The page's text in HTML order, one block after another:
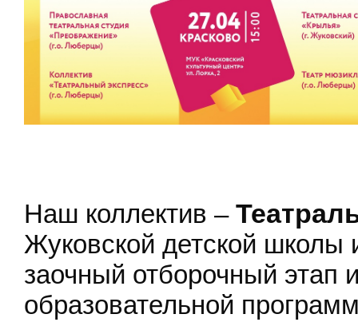
Наш коллектив –
Жуковской детской
заочный отборочный этап
образовательной